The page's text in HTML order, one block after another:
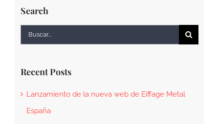
Search
Buscar:
Recent Posts
Lanzamiento de la nueva web de Eiffage Metal
España